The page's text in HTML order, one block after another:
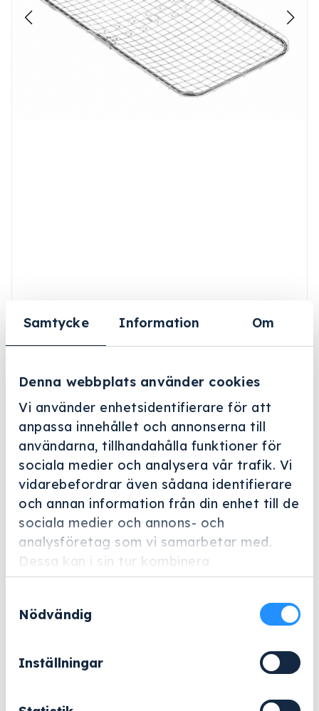
Samtycke Information Om
Denna webbplats använder cookies
Vi använder enhetsidentifierare för att
anpassa innehållet och annonserna till
användarna, tillhandahålla funktioner för
sociala medier och analysera vår trafik. Vi
vidarebefordrar även sådana identifierare
och annan information från din enhet till de
sociala medier och annons- och
analysföretag som vi samarbetar med.
Dessa kan i sin tur kombinera
informationen med annan information som
samlat in när du har använt deras tjänster.
Nödvändig
Inställningar
Helskärm
Miele Professional
A 810
Täcknät för optimal fixering av ömtåligt diskgods.